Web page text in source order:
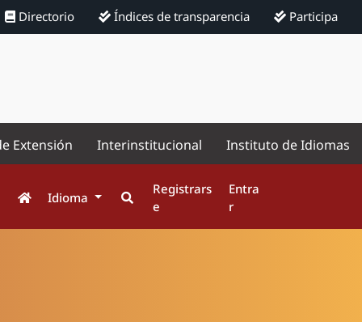
Directorio Índices de transparencia Participa
Extensión Interinstitucional Instituto de Idiomas
Idioma
Registrars
e
Entra
r